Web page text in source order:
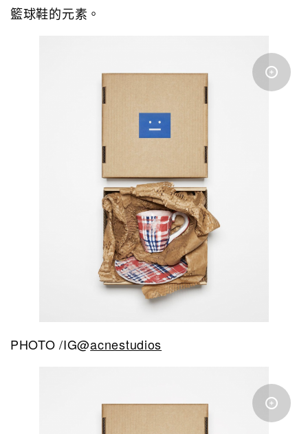
籃球鞋的元素。
PHOTO /IG@acnestudios